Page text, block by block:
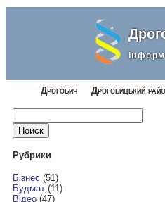
Дрогобич Дрогобицький
Найти:
Рубрики
Бізнес (51)
Будмат(11)
Відео(47)